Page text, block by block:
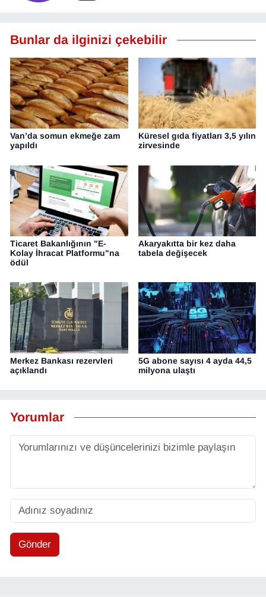
Bunlar da ilginizi çekebilir
Van’da somun ekmeğe zam
yapıldı
Küresel gıda fiyatları 3,5 yılın
zirvesinde
Ticaret Bakanlığının "E-
Kolay İhracat Platformu"na
ödül
Akaryakıtta bir kez daha
tabela değişecek
Merkez Bankası rezervleri
açıklandı
5G abone sayısı 4 ayda 44,5
milyona ulaştı
Yorumlar
Gönder